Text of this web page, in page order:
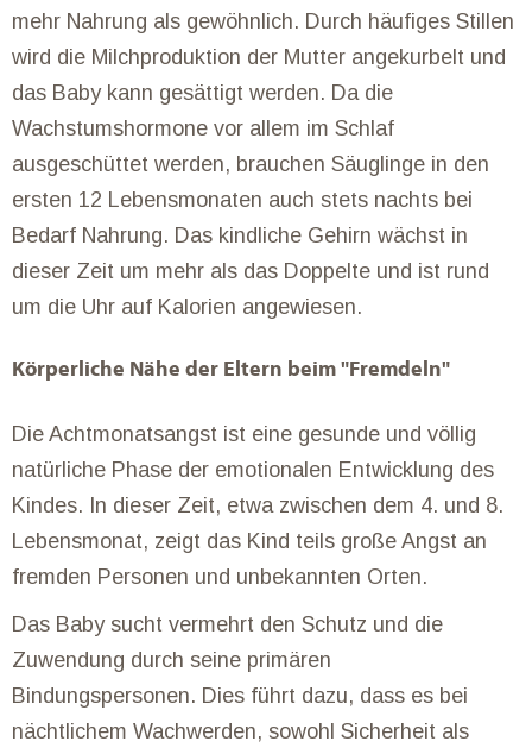
mehr Nahrung als gewöhnlich. Durch häufiges Stillen
wird die Milchproduktion der Mutter angekurbelt und
das Baby kann gesättigt werden. Da die
Wachstumshormone vor allem im Schlaf
ausgeschüttet werden, brauchen Säuglinge in den
ersten 12 Lebensmonaten auch stets nachts bei
Bedarf Nahrung. Das kindliche Gehirn wächst in
dieser Zeit um mehr als das Doppelte und ist rund
um die Uhr auf Kalorien angewiesen.
Körperliche Nähe der Eltern beim "Fremdeln"
Die Achtmonatsangst ist eine gesunde und völlig
natürliche Phase der emotionalen Entwicklung des
Kindes. In dieser Zeit, etwa zwischen dem 4. und 8.
Lebensmonat, zeigt das Kind teils große Angst an
fremden Personen und unbekannten Orten.
Das Baby sucht vermehrt den Schutz und die
Zuwendung durch seine primären
Bindungspersonen. Dies führt dazu, dass es bei
nächtlichem Wachwerden, sowohl Sicherheit als